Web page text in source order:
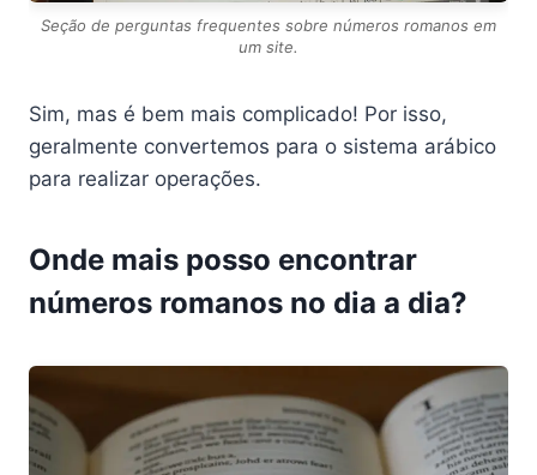
Seção de perguntas frequentes sobre números romanos em
um site.
Sim, mas é bem mais complicado! Por isso,
geralmente convertemos para o sistema arábico
para realizar operações.
Onde mais posso encontrar
números romanos no dia a dia?